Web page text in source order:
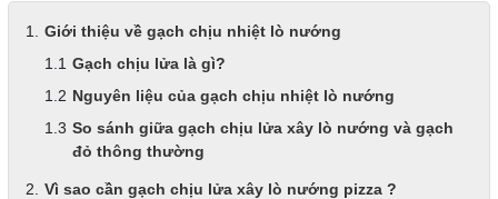
Giới thiệu về gạch chịu nhiệt lò nướng
Gạch chịu lửa là gì?
Nguyên liệu của gạch chịu nhiệt lò nướng
So sánh giữa gạch chịu lửa xây lò nướng và gạch
đỏ thông thường
Vì sao cần gạch chịu lửa xây lò nướng pizza ?